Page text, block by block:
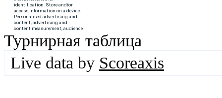
Турнирная таблица
Live data by Scoreaxis